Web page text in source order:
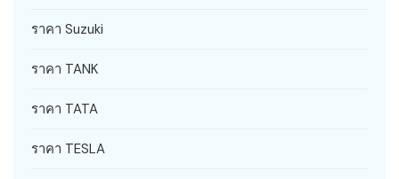
ราคา Suzuki
ราคา TANK
ราคา TATA
ราคา TESLA